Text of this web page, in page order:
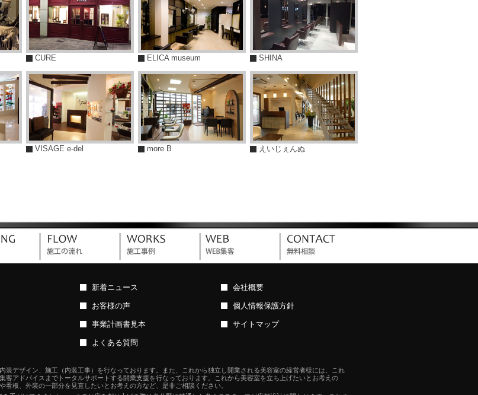
CURE ELICA museum SHINA
VISAGE e-del more B えいじぇんぬ
新着ニュース
お客様の声
事業計画書見本
よくある質問
会社概要
個人情報保護方針
サイトマップ
装デザイン、施工（内装工事）を行なっております。また、これから独立し開業される美容室の経営者様には、これ
客アドバイスまでトータルサポートする開業支援を行なっております。これから美容室を立ち上げたいとお考えの
板、外装の一部分を見直したいとお考えの方など、是非ご相談ください。